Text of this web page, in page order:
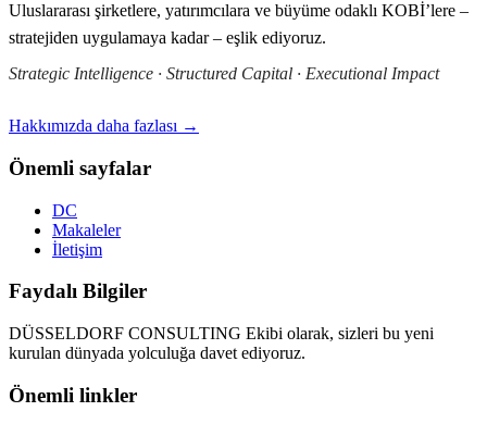
Uluslararası şirketlere, yatırımcılara ve büyüme odaklı KOBİ’lere –
stratejiden uygulamaya kadar – eşlik ediyoruz.
Strategic Intelligence · Structured Capital · Executional Impact
Hakkımızda daha fazlası →
Önemli sayfalar
DC
Makaleler
İletişim
Faydalı Bilgiler
DÜSSELDORF CONSULTING Ekibi olarak, sizleri bu yeni
kurulan dünyada yolculuğa davet ediyoruz.
Önemli linkler